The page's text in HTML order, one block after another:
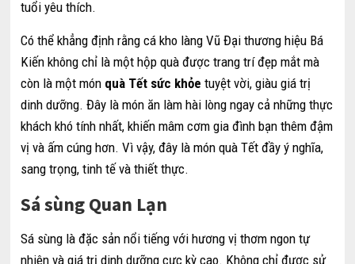
tuổi yêu thích.
Có thể khẳng định rằng cá kho làng Vũ Đại thương hiệu Bá
Kiến không chỉ là một hộp quà được trang trí đẹp mắt mà
còn là một món quà Tết sức khỏe tuyệt vời, giàu giá trị
dinh dưỡng. Đây là món ăn làm hài lòng ngay cả những thực
khách khó tính nhất, khiến mâm cơm gia đình bạn thêm đậm
vị và ấm cúng hơn. Vì vậy, đây là món quà Tết đầy ý nghĩa,
sang trọng, tinh tế và thiết thực.
Sá sùng Quan Lạn
Sá sùng là đặc sản nổi tiếng với hương vị thơm ngon tự
nhiên và giá trị dinh dưỡng cực kỳ cao. Không chỉ được sử